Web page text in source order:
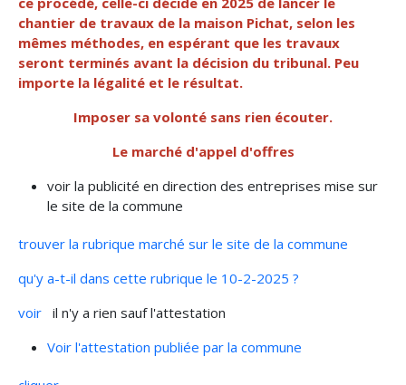
chantier de travaux de la maison Pichat, selon les
mêmes méthodes, en espérant que les travaux
seront terminés avant la décision du tribunal. Peu
importe la légalité et le résultat.
Imposer sa volonté sans rien écouter.
Le marché d'appel d'offres
voir la publicité en direction des entreprises mise sur
le site de la commune
trouver la rubrique marché sur le site de la commune
qu'y a-t-il dans cette rubrique le 10-2-2025 ?
voir il n'y a rien sauf l'attestation
Voir l'attestation publiée par la commune